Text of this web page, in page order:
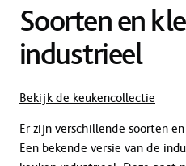
Soorten en
industrieel
Bekijk de keukencollectie
Er zijn verschillende soorten
Een bekende versie van de